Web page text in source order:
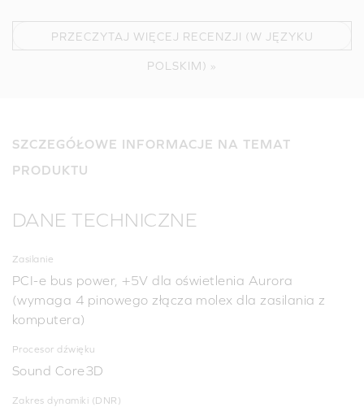
PRZECZYTAJ WIĘCEJ RECENZJI (W JĘZYKU
POLSKIM) »
SZCZEGÓŁOWE INFORMACJE NA TEMAT
PRODUKTU
DANE TECHNICZNE
Zasilanie
PCI-e bus power, +5V dla oświetlenia Aurora
(wymaga 4 pinowego złącza molex dla zasilania z
komputera)
Procesor dźwięku
Sound Core3D
Zakres dynamiki (DNR)